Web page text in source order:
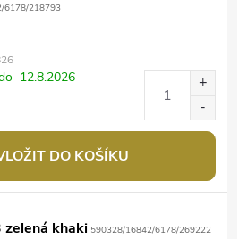
6178/218793
12.8.2026
DO KOŠÍKU
zelená khaki 590328/16842/6178/269222